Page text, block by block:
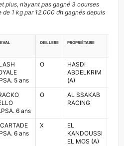
plus, n’ayant pas gagné 3 courses
de 1 kg par 12.000 dh gagnés depuis
Oeillere Propriétaire
5 ans
O
HASDI
ABDELKRIM
(A)
6 ans
O
AL SSAKAB
RACING
6 ans
X
EL
KANDOUSSI
EL MOS (A)